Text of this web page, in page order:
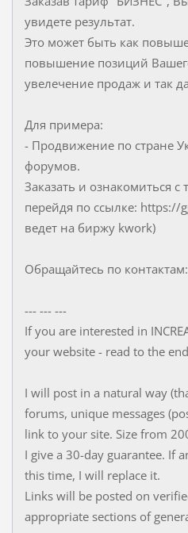
увидете результат.
Это может быть как
повышение позиций
увелечение продаж и так
Для примера:
- Продвижение по стране
форумов.
Заказать и ознакомиться
перейдя по ссылке: https://
ведет на биржу kwork)
Обращайтесь по
--- --- ---
If you are interested in
your website - read to the
I will post in a natural way
forums, unique messages
link to your site. Size from
I give a 30-day guarantee. If
this time, I will replace it.
Links will be posted on
appropriate sections of